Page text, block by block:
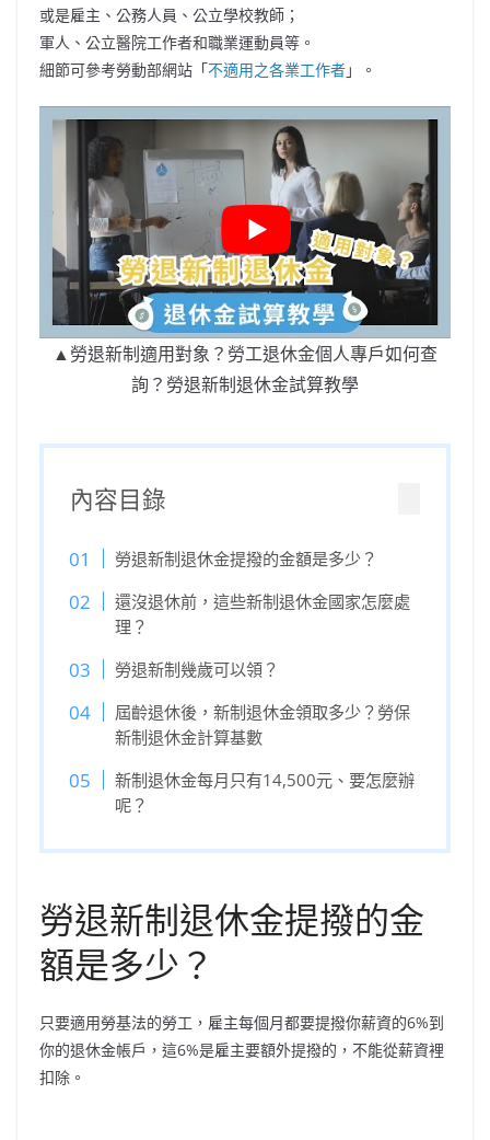
或是雇主、公務人員、公立學校教師；
軍人、公立醫院工作者和職業運動員等。
細節可參考勞動部網站「不適用之各業工作者」。
▲勞退新制適用對象？勞工退休金個人專戶如何查
詢？勞退新制退休金試算教學
內容目錄
勞退新制退休金提撥的金額是多少？
還沒退休前，這些新制退休金國家怎麼處
理？
勞退新制幾歲可以領？
屆齡退休後，新制退休金領取多少？勞保
新制退休金計算基數
新制退休金每月只有14,500元、要怎麼辦
呢？
勞退新制退休金提撥的金
額是多少？
只要適用勞基法的勞工，雇主每個月都要提撥你薪資的6%到
你的退休金帳戶，這6%是雇主要額外提撥的，不能從薪資裡
扣除。